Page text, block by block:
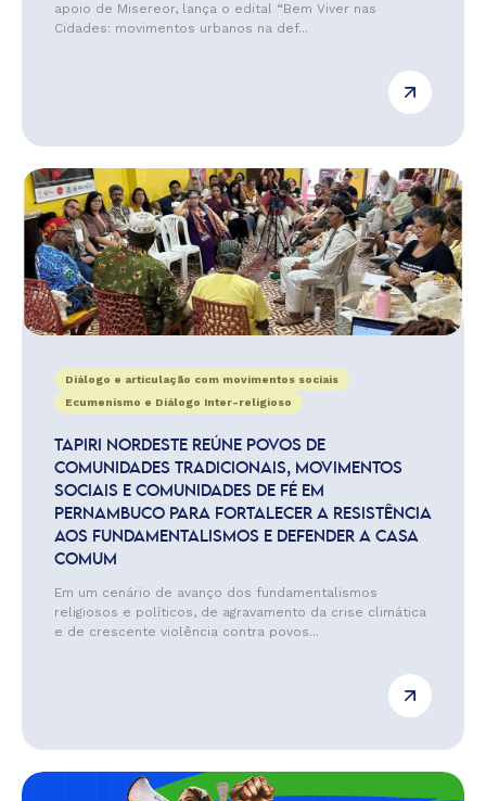
apoio de Misereor, lança o edital “Bem Viver nas
Cidades: movimentos urbanos na def...
Diálogo e articulação com movimentos sociais
Ecumenismo e Diálogo Inter-religioso
TAPIRI NORDESTE REÚNE POVOS DE
COMUNIDADES TRADICIONAIS, MOVIMENTOS
SOCIAIS E COMUNIDADES DE FÉ EM
PERNAMBUCO PARA FORTALECER A RESISTÊNCIA
AOS FUNDAMENTALISMOS E DEFENDER A CASA
COMUM
Em um cenário de avanço dos fundamentalismos
religiosos e políticos, de agravamento da crise climática
e de crescente violência contra povos...